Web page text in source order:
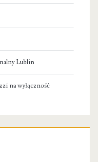
Lublin
na wyłączność